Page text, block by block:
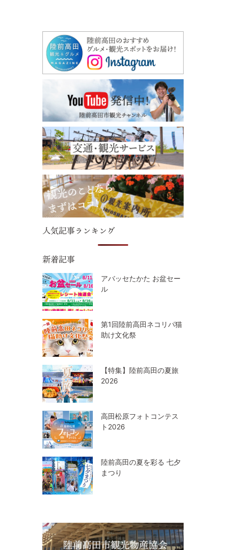
人気記事ランキング
新着記事
アバッセたかた お盆セー
ル
第1回陸前高田ネコリパ猫
助け文化祭
【特集】陸前高田の夏旅
2026
高田松原フォトコンテス
ト2026
陸前高田の夏を彩る 七夕
まつり